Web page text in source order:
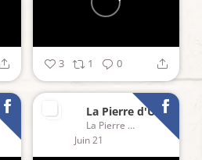
3 1 0
La Pierre d'Uzel La Pierre d'Uzel
La Pierre d'Uzel
Juin 21